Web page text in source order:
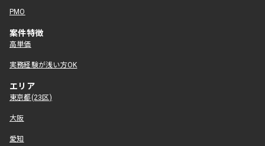
PMO
案件特徴
高単価
実務経験が浅い方OK
エリア
東京都(23区)
大阪
愛知